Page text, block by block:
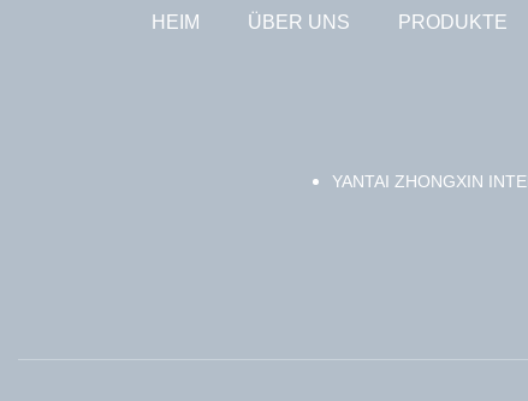
HEIM ÜBER UNS PRODUKTE
YANTAI ZHONGXIN